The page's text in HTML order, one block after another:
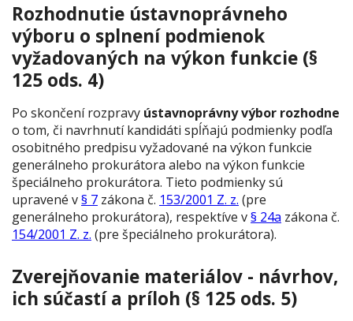
Rozhodnutie ústavnoprávneho
výboru o splnení podmienok
vyžadovaných na výkon funkcie (§
125 ods. 4)
Po skončení rozpravy ústavnoprávny výbor rozhodne
o tom, či navrhnutí kandidáti spĺňajú podmienky podľa
osobitného predpisu vyžadované na výkon funkcie
generálneho prokurátora alebo na výkon funkcie
špeciálneho prokurátora. Tieto podmienky sú
upravené v§ 7 zákona č. 153/2001 Z. z. (pre
generálneho prokurátora), respektíve v§ 24a zákona č.
154/2001 Z. z. (pre špeciálneho prokurátora).
Zverejňovanie materiálov - návrhov,
ich súčastí a príloh (§ 125 ods. 5)